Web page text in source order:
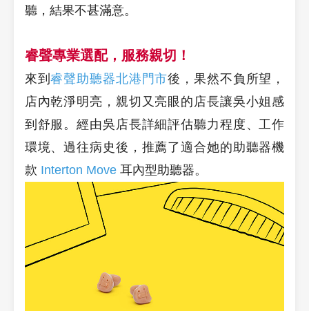
聽，結果不甚滿意。
睿聲專業選配，服務親切！
來到睿聲助聽器北港門市後，果然不負所望，
店內乾淨明亮，親切又亮眼的店長讓吳小姐感
到舒服。經由吳店長詳細評估聽力程度、工作
環境、過往病史後，推薦了適合她的助聽器機
款 Interton Move耳內型助聽器。